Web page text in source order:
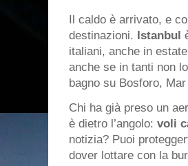
Il caldo è arrivato, e
destinazioni. Istanbul
italiani, anche in
anche se in tanti non
bagno su Bosforo,
Chi ha già preso un
è dietro l’angolo: voli
notizia? Puoi
dover lottare con la